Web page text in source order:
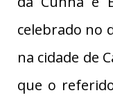
celebrado no
na cidade de
que o